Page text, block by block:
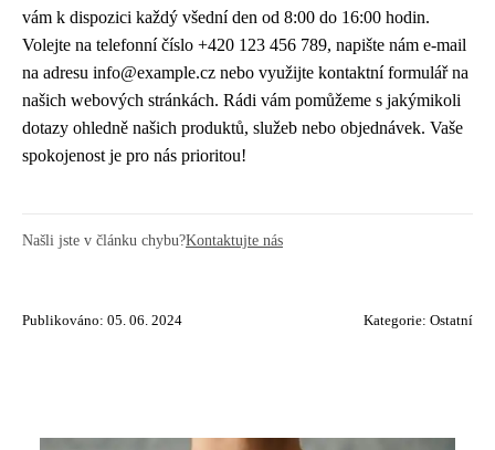
vám k dispozici každý všední den od 8:00 do 16:00 hodin.
Volejte na telefonní číslo +420 123 456 789, napište nám e-mail
na adresu info@example.cz nebo využijte kontaktní formulář na
našich webových stránkách. Rádi vám pomůžeme s jakýmikoli
dotazy ohledně našich produktů, služeb nebo objednávek. Vaše
spokojenost je pro nás prioritou!
Našli jste v článku chybu?Kontaktujte nás
Publikováno: 05. 06. 2024 Kategorie: Ostatní